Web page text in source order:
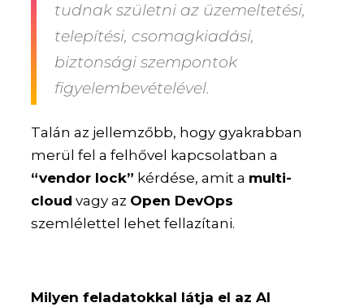
tudnak születni az üzemeltetési,
telepítési, csomagkiadási,
biztonsági szempontok
figyelembevételével.
Talán az jellemzőbb, hogy gyakrabban
merül fel a felhővel kapcsolatban a
“vendor lock” kérdése, amit a multi-
cloud vagy az Open DevOps
szemlélettel lehet fellazítani.
Milyen feladatokkal látja el az AI